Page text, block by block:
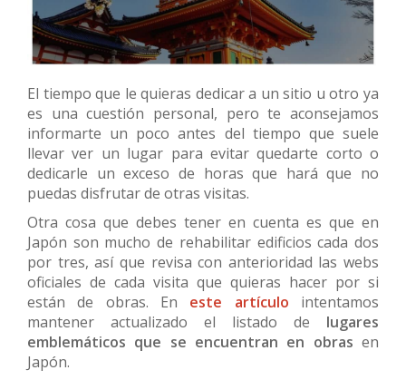
El tiempo que le quieras dedicar a un sitio u otro ya
es una cuestión personal, pero te aconsejamos
informarte un poco antes del tiempo que suele
llevar ver un lugar para evitar quedarte corto o
dedicarle un exceso de horas que hará que no
puedas disfrutar de otras visitas.
Otra cosa que debes tener en cuenta es que en
Japón son mucho de rehabilitar edificios cada dos
por tres, así que revisa con anterioridad las webs
oficiales de cada visita que quieras hacer por si
están de obras. En este artículo intentamos
mantener actualizado el listado de lugares
emblemáticos que se encuentran en obras en
Japón.